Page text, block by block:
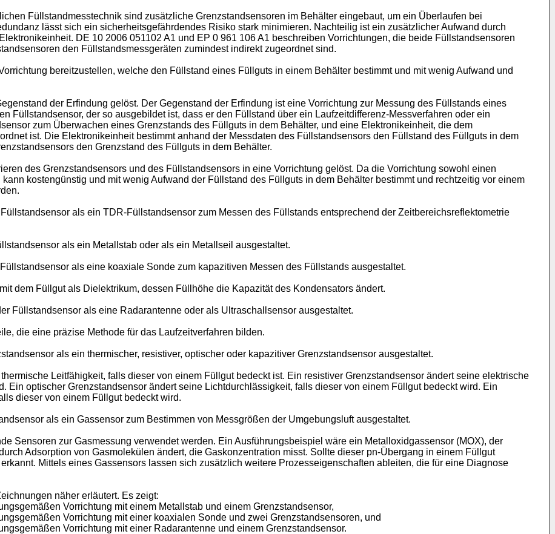
Füllstandmesstechnik sind zusätzliche Grenzstandsensoren im Behälter eingebaut, um ein Überlaufen bei
lässt sich ein sicherheitsgefährdendes Risiko stark minimieren. Nachteilig ist ein zusätzlicher Aufwand durch
DE 10 2006 051102 A1 und EP 0 961 106 A1 beschreiben Vorrichtungen, die beide Füllstandsensoren
den Füllstandsmessgeräten zumindest indirekt zugeordnet sind.
bereitzustellen, welche den Füllstand eines Füllguts in einem Behälter bestimmt und mit wenig Aufwand und
der Erfindung gelöst. Der Gegenstand der Erfindung ist eine Vorrichtung zur Messung des Füllstands eines
Füllstandsensor, der so ausgebildet ist, dass er den Füllstand über ein Laufzeitdifferenz-Messverfahren oder ein
zum Überwachen eines Grenzstands des Füllguts in dem Behälter, und eine Elektronikeinheit, die dem
ist. Die Elektronikeinheit bestimmt anhand der Messdaten des Füllstandsensors den Füllstand des Füllguts in dem
den Grenzstand des Füllguts in dem Behälter.
des Grenzstandsensors und des Füllstandsensors in eine Vorrichtung gelöst. Da die Vorrichtung sowohl einen
kostengünstig und mit wenig Aufwand der Füllstand des Füllguts in dem Behälter bestimmt und rechtzeitig vor einem
als ein TDR-Füllstandsensor zum Messen des Füllstands entsprechend der Zeitbereichsreflektometrie
als ein Metallstab oder als ein Metallseil ausgestaltet.
als eine koaxiale Sonde zum kapazitiven Messen des Füllstands ausgestaltet.
dem Füllgut als Dielektrikum, dessen Füllhöhe die Kapazität des Kondensators ändert.
Füllstandsensor als eine Radarantenne oder als Ultraschallsensor ausgestaltet.
die eine präzise Methode für das Laufzeitverfahren bilden.
als ein thermischer, resistiver, optischer oder kapazitiver Grenzstandsensor ausgestaltet.
Leitfähigkeit, falls dieser von einem Füllgut bedeckt ist. Ein resistiver Grenzstandsensor ändert seine elektrische
Ein optischer Grenzstandsensor ändert seine Lichtdurchlässigkeit, falls dieser von einem Füllgut bedeckt wird. Ein
dieser von einem Füllgut bedeckt wird.
als ein Gassensor zum Bestimmen von Messgrößen der Umgebungsluft ausgestaltet.
Sensoren zur Gasmessung verwendet werden. Ein Ausführungsbeispiel wäre ein Metalloxidgassensor (MOX), der
Adsorption von Gasmolekülen ändert, die Gaskonzentration misst. Sollte dieser pn-Übergang in einem Füllgut
Mittels eines Gassensors lassen sich zusätzlich weitere Prozesseigenschaften ableiten, die für eine Diagnose
näher erläutert. Es zeigt:
Vorrichtung mit einem Metallstab und einem Grenzstandsensor,
Vorrichtung mit einer koaxialen Sonde und zwei Grenzstandsensoren, und
Vorrichtung mit einer Radarantenne und einem Grenzstandsensor.